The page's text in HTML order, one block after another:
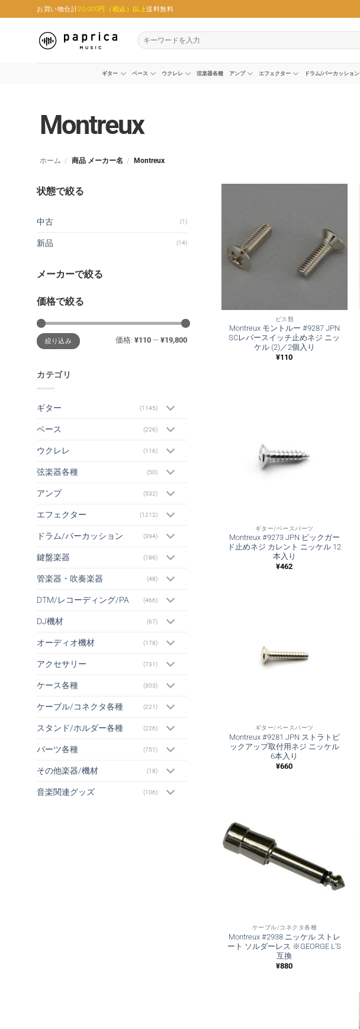
to
お買い物合計20,000円（税込）以上送料無料
検
索
ギター ベース ウクレレ 弦楽器各種 アンプ エフェクター ドラム/パーカッション
Montreux
ホーム / 商品 メーカー名 / Montreux
状態で絞る
中古 (1)
新品 (14)
メーカーで絞る
価格で絞る
最
低
価
最
高
価
絞り込み 価格: ¥110— ¥19,800
カテゴリ
ギター (1145)
ベース (226)
ウクレレ (116)
弦楽器各種 (50)
アンプ (532)
エフェクター (1212)
ドラム/パーカッション (394)
鍵盤楽器 (186)
管楽器・吹奏楽器 (48)
DTM/レコーディング/PA (466)
DJ機材 (67)
オーディオ機材 (178)
アクセサリー (731)
ケース各種 (303)
ケーブル/コネクタ各種 (221)
スタンド/ホルダー各種 (226)
パーツ各種 (751)
その他楽器/機材 (18)
音楽関連グッズ (106)
ビス類
Montreux モントルー #9287 JPN
SCレバースイッチ止めネジ ニッ
ケル (2)／2個入り
¥110
ギター/ベースパーツ
Montreux #9273 JPN ピックガー
ド止めネジ カレント ニッケル 12
本入り
¥462
ギター/ベースパーツ
Montreux #9281 JPN ストラトピ
ックアップ取付用ネジ ニッケル
6本入り
¥660
ケーブル/コネクタ各種
Montreux #2938 ニッケル ストレ
ート ソルダーレス ※GEORGE L’S
互換
¥880